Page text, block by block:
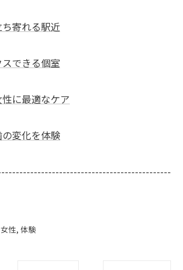
寄れる駅近
できる個室
に最適なケア
変化を体験
女性 体験